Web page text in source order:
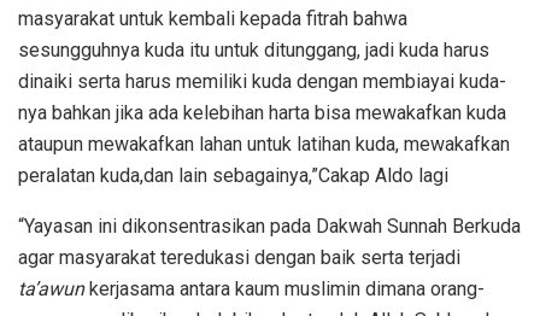
masyarakat untuk kembali kepada fitrah bahwa
sesungguhnya kuda itu untuk ditunggang, jadi kuda harus
dinaiki serta harus memiliki kuda dengan membiayai kuda-
nya bahkan jika ada kelebihan harta bisa mewakafkan kuda
ataupun mewakafkan lahan untuk latihan kuda, mewakafkan
peralatan kuda,dan lain sebagainya,”Cakap Aldo lagi
“Yayasan ini dikonsentrasikan pada Dakwah Sunnah Berkuda
agar masyarakat teredukasi dengan baik serta terjadi
ta’awunkerjasama antara kaum muslimin dimana orang-